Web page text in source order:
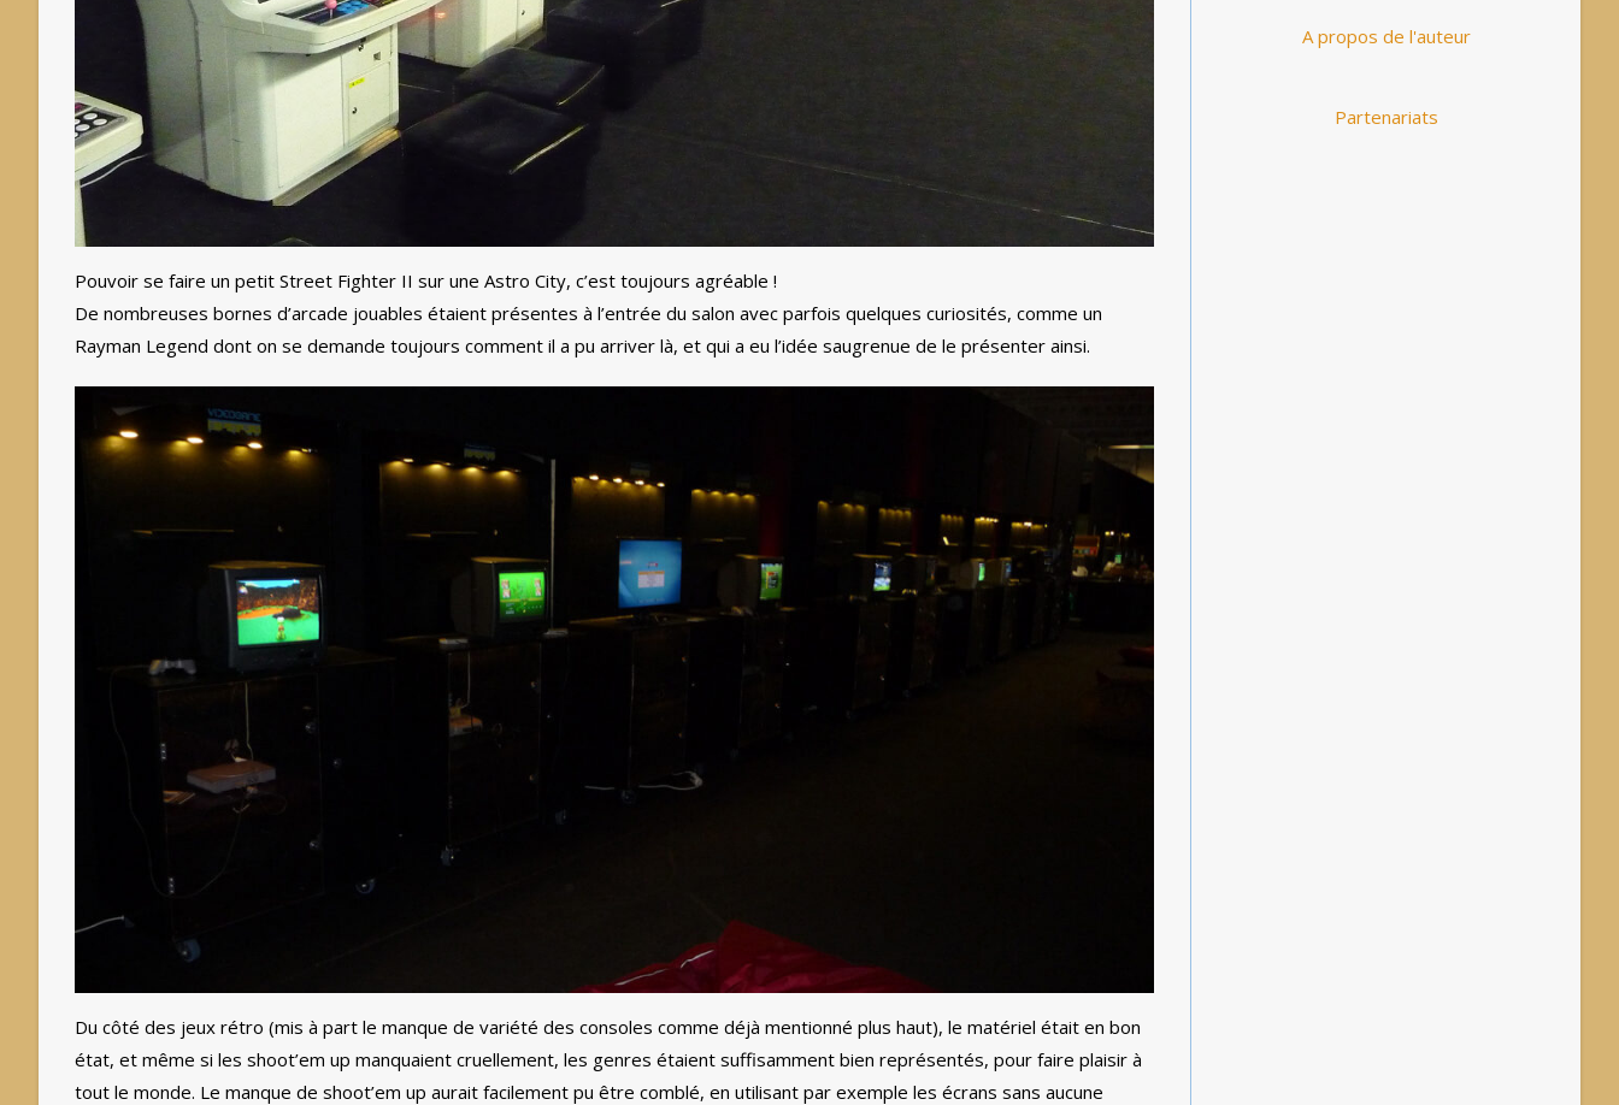
Pouvoir se faire un petit Street Fighter II sur une Astro City, c’est toujours agréable !
De nombreuses bornes d’arcade jouables étaient présentes à l’entrée du salon avec parfois quelques curiosités, comme un
Rayman Legend dont on se demande toujours comment il a pu arriver là, et qui a eu l’idée saugrenue de le présenter ainsi.
Du côté des jeux rétro (mis à part le manque de variété des consoles comme déjà mentionné plus haut), le matériel était en bon
état, et même si les shoot’em up manquaient cruellement, les genres étaient suffisamment bien représentés, pour faire plaisir à
tout le monde. Le manque de shoot’em up aurait facilement pu être comblé, en utilisant par exemple les écrans sans aucune
A propos de l'auteur
Partenariats